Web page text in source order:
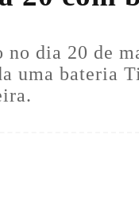
dia 20 de
uma bateria